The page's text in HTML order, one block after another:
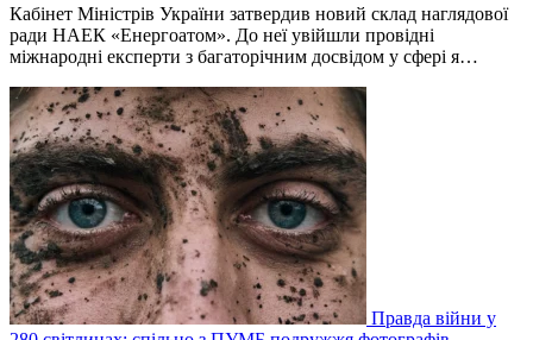
Кабінет Міністрів України затвердив новий склад наглядової
ради НАЕК «Енергоатом». До неї увійшли провідні
міжнародні експерти з багаторічним досвідом у сфері я…
Правда війни у